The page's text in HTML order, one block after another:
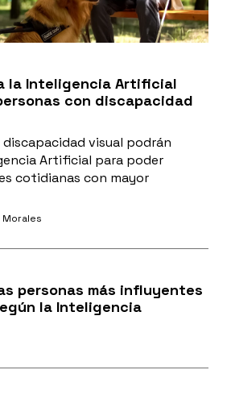
la Inteligencia Artificial
con discapacidad
visual podrán
Artificial para poder
cotidianas con mayor
Morales
personas más influyentes
la Inteligencia